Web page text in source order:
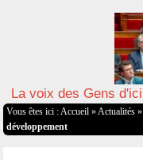
La voix des Gens d'ici
Vous êtes ici : Accueil » Actualités»
développement